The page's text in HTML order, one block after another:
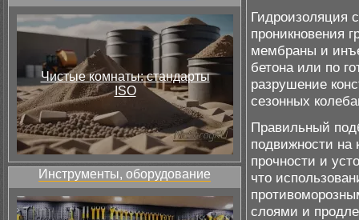
Чистые комнаты: стандарты
ISO
Инструменты, оборудование
Гидроизоляция
проникновения
мембраны и
бетона или по
разрушение
сезонных
Правильный
подвижности на
прочности и
что
слоями и